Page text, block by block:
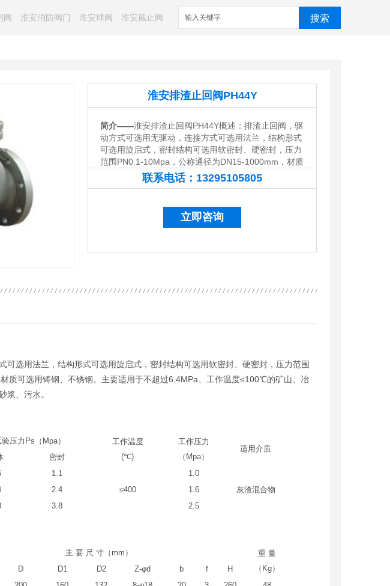
搜索
阀 淮安消防阀门 淮安球阀 淮安截止阀
淮安排渣止回阀PH44Y
简介——淮安排渣止回阀PH44Y概述：排渣止回阀，驱
动方式可选用无驱动，连接方式可选用法兰，结构形式
可选用旋启式，密封结构可选用软密封、硬密封，压力
范围PN0.1-10Mpa，公称通径为DN15-1000mm，材质
可选用铸钢、不锈钢。主要适用于不超过6.4MPa、工
作温度≤100℃的矿山、冶金、电力、化工、污水排放等
联系电话： 13295105805
13295105805
立即咨询
可选用法兰，结构形式可选用旋启式，密封结构可选用软密封、硬密封，压力范围
质可选用铸钢、不锈钢。主要适用于不超过6.4MPa、工作温度≤100℃的矿山、冶
浆、污水。
验压力 Ps （ Mpa）
工作温度
(℃)
工作压力
（ Mpa）
适用介质
密封
1.1
≤400
1.0
灰渣混合物
2.4
1.6
3.8 2.5
主 要 尺 寸（ mm ） 重 量
（ Kg）
D D1 D2 Z-φd b f H